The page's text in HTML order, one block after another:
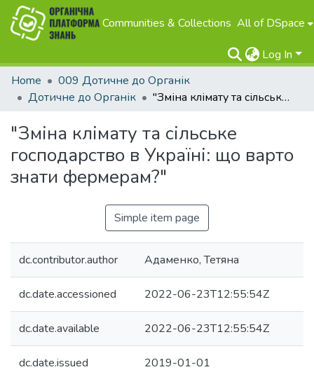
Communities & Collections All of DSpace
Log In
Home
009 Дотичне до Органік
Дотичне до Органік
"Зміна клімату та сільське господарство в Україні: що варто знати фермерам?"
"Зміна клімату та сільське
господарство в Україні: що варто
знати фермерам?"
Simple item page
dc.contributor.author Адаменко, Тетяна
dc.date.accessioned 2022-06-23T12:55:54Z
dc.date.available 2022-06-23T12:55:54Z
dc.date.issued 2019-01-01